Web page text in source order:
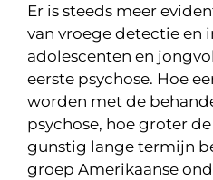
Er is steeds meer
van vroege detectie en
adolescenten en
eerste psychose. Hoe
worden met de
psychose, hoe groter
gunstig lange termijn
groep Amerikaanse